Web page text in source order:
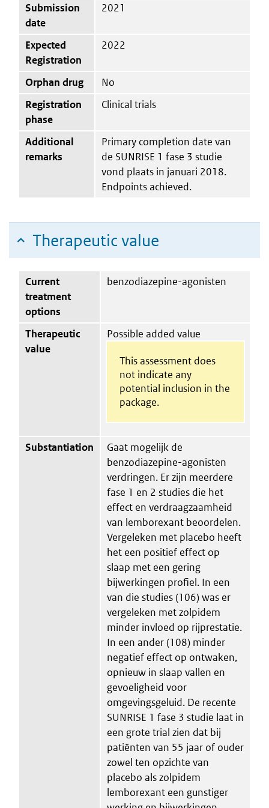
Submission
date
2021
Expected
Registration
2022
Orphan drug
No
Registration
phase
Clinical trials
Additional
remarks
Primary completion date van
de SUNRISE 1 fase 3 studie
vond plaats in januari 2018.
Endpoints achieved.
Therapeutic value
Current
treatment
options
benzodiazepine-agonisten
Therapeutic
value
Possible added value
This assessment does
not indicate any
potential inclusion in the
package.
Substantiation
Gaat mogelijk de
benzodiazepine-agonisten
verdringen. Er zijn meerdere
fase 1 en 2 studies die het
effect en verdraagzaamheid
van lemborexant beoordelen.
Vergeleken met placebo heeft
het een positief effect op
slaap met een gering
bijwerkingen profiel. In een
van die studies (106) was er
vergeleken met zolpidem
minder invloed op rijprestatie.
In een ander (108) minder
negatief effect op ontwaken,
opnieuw in slaap vallen en
gevoeligheid voor
omgevingsgeluid. De recente
SUNRISE 1 fase 3 studie laat in
een grote trial zien dat bij
patiënten van 55 jaar of ouder
zowel ten opzichte van
placebo als zolpidem
lemborexant een gunstiger